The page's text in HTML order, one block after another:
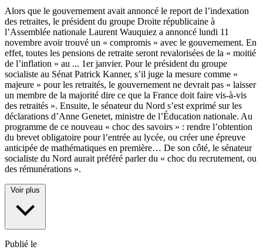
Alors que le gouvernement avait annoncé le report de l’indexation
des retraites, le président du groupe Droite républicaine à
l’Assemblée nationale Laurent Wauquiez a annoncé lundi 11
novembre avoir trouvé un « compromis » avec le gouvernement. En
effet, toutes les pensions de retraite seront revalorisées de la « moitié
de l’inflation » au ... 1er janvier. Pour le président du groupe
socialiste au Sénat Patrick Kanner, s’il juge la mesure comme «
majeure » pour les retraités, le gouvernement ne devrait pas « laisser
un membre de la majorité dire ce que la France doit faire vis-à-vis
des retraités ». Ensuite, le sénateur du Nord s’est exprimé sur les
déclarations d’Anne Genetet, ministre de l’Éducation nationale. Au
programme de ce nouveau « choc des savoirs » : rendre l’obtention
du brevet obligatoire pour l’entrée au lycée, ou créer une épreuve
anticipée de mathématiques en première… De son côté, le sénateur
socialiste du Nord aurait préféré parler du « choc du recrutement, ou
des rémunérations ».
Voir plus
Publié le